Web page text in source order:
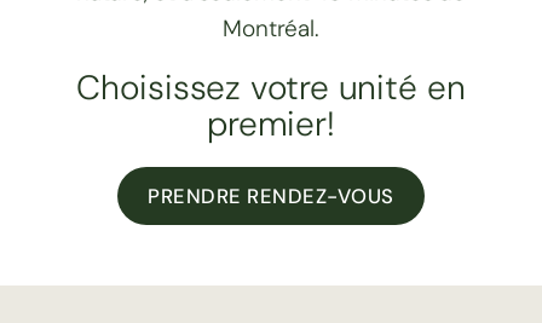
Montréal.
Choisissez votre unité en
premier!
PRENDRE RENDEZ-VOUS